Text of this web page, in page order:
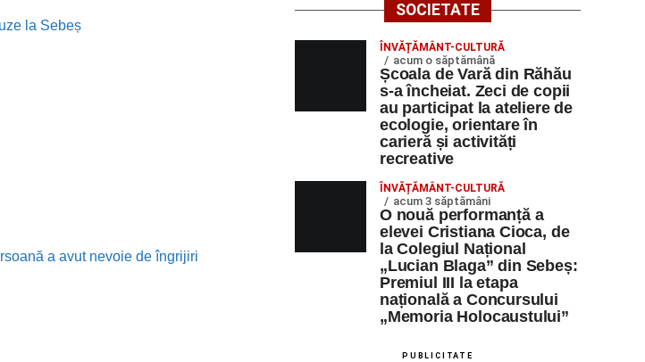
la Sebeș
a avut nevoie de îngrijiri
SOCIETATE
ÎNVĂȚĂMÂNT-CULTURĂ
acum o săptămână
Școala de Vară din Răhău
s-a încheiat. Zeci de copii
au participat la ateliere de
ecologie, orientare în
carieră și activități
recreative
ÎNVĂȚĂMÂNT-CULTURĂ
acum 3 săptămâni
O nouă performanță a
elevei Cristiana Cioca, de
la Colegiul Național
„Lucian Blaga” din Sebeș:
Premiul III la etapa
națională a Concursului
„Memoria Holocaustului”
PUBLICITATE